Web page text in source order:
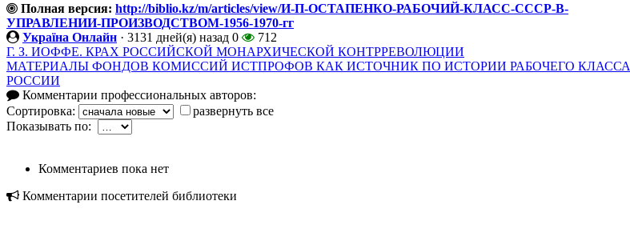
Полная версия: http://biblio.kz/m/articles/view/И-П-ОСТАПЕНКО-РАБОЧИЙ-КЛАСС-СССР-В-
УПРАВЛЕНИИ-ПРОИЗВОДСТВОМ-1956-1970-гг
Україна Онлайн · 3131 дней(я) назад 0
712
Г. З. ИОФФЕ. КРАХ РОССИЙСКОЙ МОНАРХИЧЕСКОЙ КОНТРРЕВОЛЮЦИИ
МАТЕРИАЛЫ ФОНДОВ КОМИССИЙ ИСТПРОФОВ КАК ИСТОЧНИК ПО ИСТОРИИ РАБОЧЕГО КЛАССА
РОССИИ
Комментарии профессиональных авторов:
Сортировка:
развернуть все
Показывать по:
Комментариев пока нет
Комментарии посетителей библиотеки